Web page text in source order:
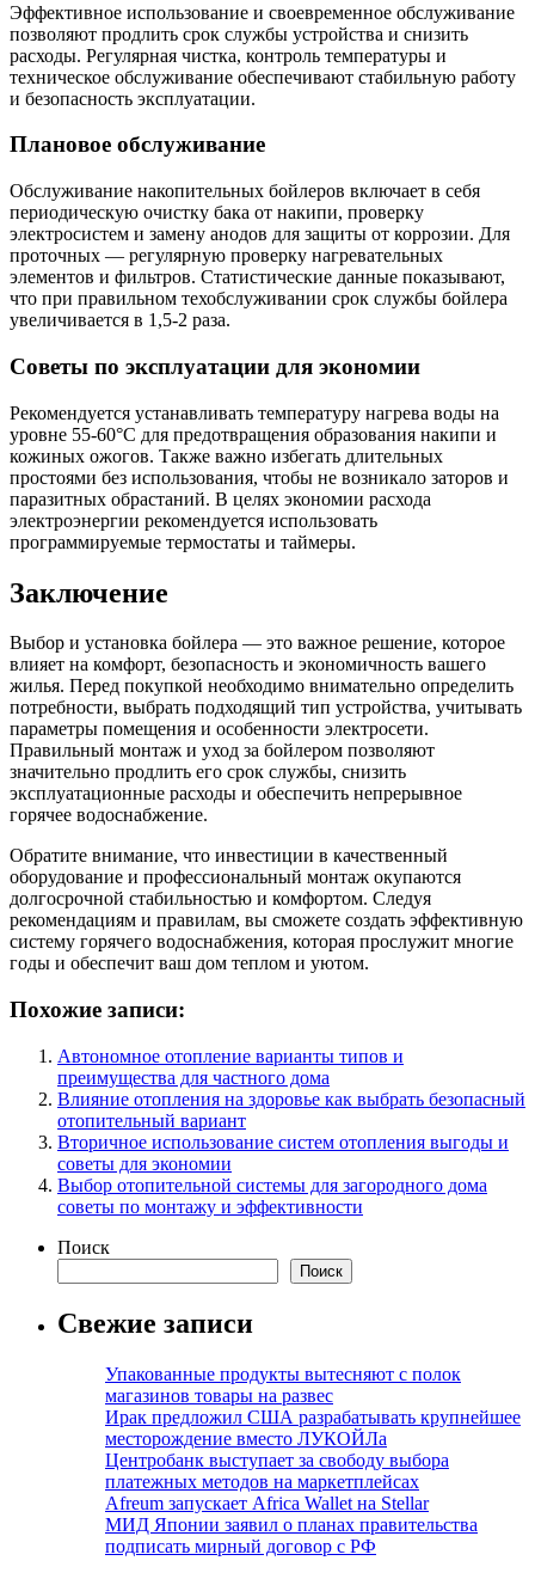
Эффективное использование и своевременное обслуживание
позволяют продлить срок службы устройства и снизить
расходы. Регулярная чистка, контроль температуры и
техническое обслуживание обеспечивают стабильную работу
и безопасность эксплуатации.
Плановое обслуживание
Обслуживание накопительных бойлеров включает в себя
периодическую очистку бака от накипи, проверку
электросистем и замену анодов для защиты от коррозии. Для
проточных — регулярную проверку нагревательных
элементов и фильтров. Статистические данные показывают,
что при правильном техобслуживании срок службы бойлера
увеличивается в 1,5-2 раза.
Советы по эксплуатации для экономии
Рекомендуется устанавливать температуру нагрева воды на
уровне 55-60°C для предотвращения образования накипи и
кожиных ожогов. Также важно избегать длительных
простоями без использования, чтобы не возникало заторов и
паразитных обрастаний. В целях экономии расхода
электроэнергии рекомендуется использовать
программируемые термостаты и таймеры.
Заключение
Выбор и установка бойлера — это важное решение, которое
влияет на комфорт, безопасность и экономичность вашего
жилья. Перед покупкой необходимо внимательно определить
потребности, выбрать подходящий тип устройства, учитывать
параметры помещения и особенности электросети.
Правильный монтаж и уход за бойлером позволяют
значительно продлить его срок службы, снизить
эксплуатационные расходы и обеспечить непрерывное
горячее водоснабжение.
Обратите внимание, что инвестиции в качественный
оборудование и профессиональный монтаж окупаются
долгосрочной стабильностью и комфортом. Следуя
рекомендациям и правилам, вы сможете создать эффективную
систему горячего водоснабжения, которая прослужит многие
годы и обеспечит ваш дом теплом и уютом.
Похожие записи:
Автономное отопление варианты типов и
преимущества для частного дома
Влияние отопления на здоровье как выбрать безопасный
отопительный вариант
Вторичное использование систем отопления выгоды и
советы для экономии
Выбор отопительной системы для загородного дома
советы по монтажу и эффективности
Поиск
Поиск
Свежие записи
Упакованные продукты вытесняют с полок
магазинов товары на развес
Ирак предложил США разрабатывать крупнейшее
месторождение вместо ЛУКОЙЛа
Центробанк выступает за свободу выбора
платежных методов на маркетплейсах
Afreum запускает Africa Wallet на Stellar
МИД Японии заявил о планах правительства
подписать мирный договор с РФ